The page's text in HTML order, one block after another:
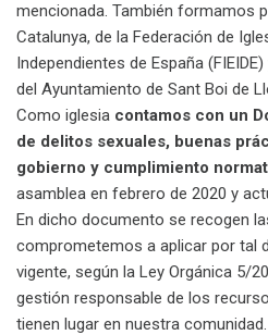
mencionada. También formamos
Catalunya, de la Federación de
Independientes de España
del Ayuntamiento de Sant Boi de
Como iglesia contamos con un
de delitos sexuales, buenas
gobierno y cumplimiento
asamblea en febrero de 2020 y
En dicho documento se recogen
comprometemos a aplicar por tal
vigente, según la Ley Orgánica 5/
gestión responsable de los
tienen lugar en nuestra